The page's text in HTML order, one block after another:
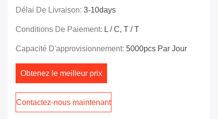
Délai De Livraison: 3-10days
Conditions De Paiement: L / C, T / T
Capacité D'approvisionnement: 5000pcs Par Jour
Obtenez le meilleur prix
Contactez-nous maintenant